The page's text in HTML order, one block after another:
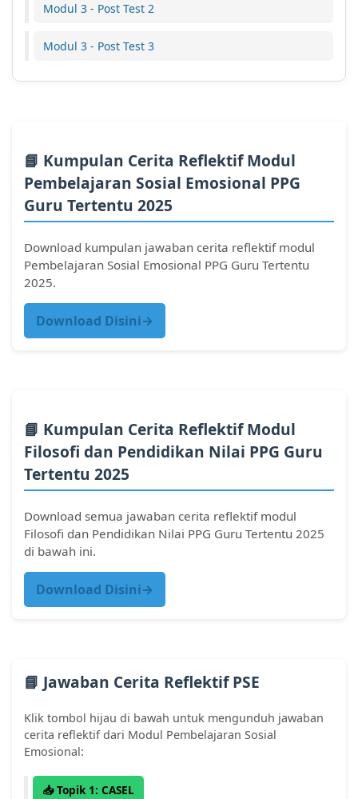
Modul 3 - Post Test 2
Modul 3 - Post Test 3
📘 Kumpulan Cerita Reflektif Modul
Pembelajaran Sosial Emosional PPG
Guru Tertentu 2025
Download kumpulan jawaban cerita reflektif modul
Pembelajaran Sosial Emosional PPG Guru Tertentu
2025.
Download Disini→
📘 Kumpulan Cerita Reflektif Modul
Filosofi dan Pendidikan Nilai PPG Guru
Tertentu 2025
Download semua jawaban cerita reflektif modul
Filosofi dan Pendidikan Nilai PPG Guru Tertentu 2025
di bawah ini.
Download Disini→
📘 Jawaban Cerita Reflektif PSE
Klik tombol hijau di bawah untuk mengunduh jawaban
cerita reflektif dari Modul Pembelajaran Sosial
Emosional:
📥 Topik 1: CASEL